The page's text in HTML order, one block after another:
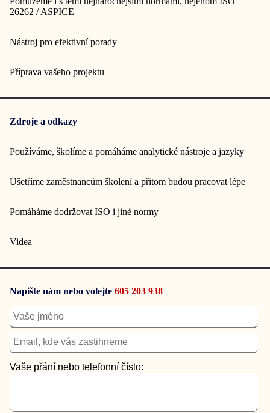
26262 / ASPICE
Nástroj pro efektivní porady
Příprava vašeho projektu
Zdroje a odkazy
Používáme, školíme a pomáháme analytické nástroje a jazyky
Ušetříme zaměstnancům školení a přitom budou pracovat lépe
Pomáháme dodržovat ISO i jiné normy
Videa
Napište nám nebo volejte 605 203 938
Vaše přání nebo telefonní číslo: